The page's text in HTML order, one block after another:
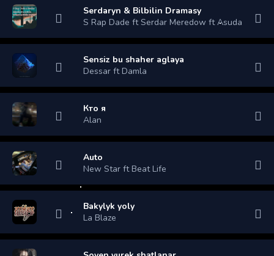
Serdaryn & Bilbilin Dramasy
S Rap Dade ft Serdar Meredow ft Asuda
Sensiz bu shaher aglaya
Dessar ft Damla
Кто я
Alan
Auto
New Star ft Beat Life
Bakylyk yoly
La Blaze